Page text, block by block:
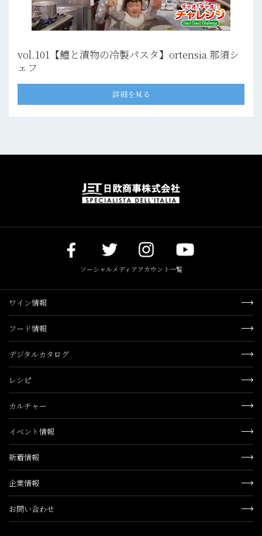
vol.101【鱧と漬物の冷製パスタ】ortensia 那須シ
ェフ
詳細を見る
ソーシャルメディアアカウント一覧
ワイン情報
フード情報
デジタルカタログ
レシピ
カルチャー
イベント情報
新着情報
企業情報
お問い合わせ